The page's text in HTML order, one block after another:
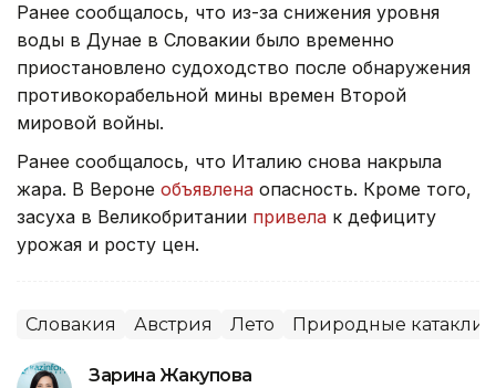
Ранее сообщалось, что из-за снижения уровня
воды в Дунае в Словакии было временно
приостановлено судоходство после обнаружения
противокорабельной мины времен Второй
мировой войны.
Ранее сообщалось, что Италию снова накрыла
жара. В Вероне объявлена опасность. Кроме того,
засуха в Великобритании привела к дефициту
урожая и росту цен.
Словакия Австрия Лето Природные
Зарина Жакупова